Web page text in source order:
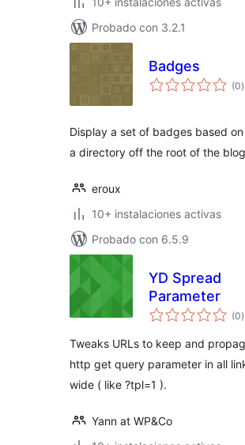
Probado con 3.2.1
Badges
(0)
Display a set of badges based
a directory off the root of the
eroux
10+ instalaciones activas
Probado con 6.5.9
YD Spread
Parameter
(0)
Tweaks URLs to keep and
http get query parameter in all
wide ( like ?tpl=1 ).
Yann at WP&Co